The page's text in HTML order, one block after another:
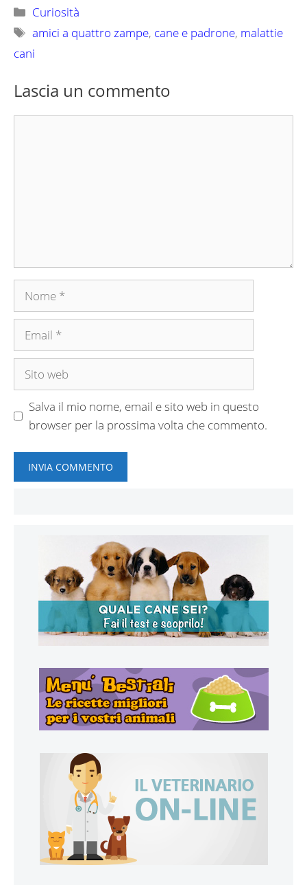
Categorie
Curiosità
Tag
amici a quattro zampe, cane e padrone, malattie
cani
Lascia un commento
Nome
Email
Sito
Salva il mio nome, email e sito web in questo
browser per la prossima volta che commento.